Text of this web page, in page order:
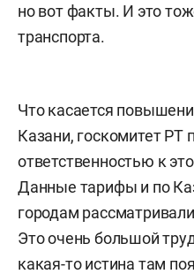
но вот факты. И это
транспорта.
Что касается
Казани, госкомитет РТ
ответственностью к
Данные тарифы и по
городам
Это очень большой
какая-то истина там